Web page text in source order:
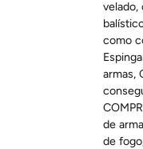
velado,
como
armas,
de
de fogo